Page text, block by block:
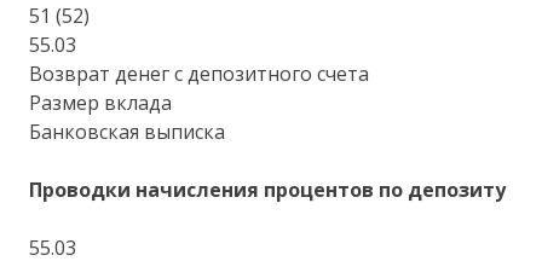
51 (52)
55.03
Возврат денег с депозитного счета
Размер вклада
Банковская выписка
Проводки начисления процентов по депозиту
55.03